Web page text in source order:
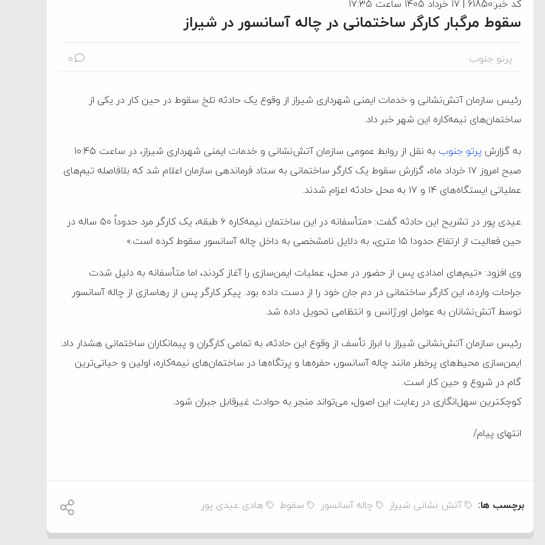
کد خبر:61850 | ۱۷ خرداد ۱۴۰۵ ساعت ۱۷:۳۵
سقوط مرگبار کارگر ساختمانی در چاله آسانسور در شیراز
پرتو جنوب 0
رئیس سازمان آتش‌نشانی و خدمات ایمنی شهرداری شیراز از وقوع یک حادثه تلخ سقوط در حین کار در یکی از
ساختمان‌های نیمه‌کاره این شهر خبر داد.
به گزارش پرتو جنوب
به نقل از روابط عمومی سازمان آتش‌نشانی و خدمات ایمنی شهرداری شیراز، در ساعت ۱۰:۴۵
صبح امروز ۱۷ خرداد ماه، گزارش سقوط یک کارگر ساختمانی به ستاد فرماندهی سازمان اعلام شد که بلافاصله تیم‌های
عملیاتی ایستگاه‌های ۱۴ و ۱۷ به محل حادثه اعزام شدند.
عیدی پور در تشریح این حادثه گفت: «متأسفانه در این ساختمان نیمه‌کاره ۶ طبقه، یک کارگر مرد حدوداً ۵۰ ساله در
حین فعالیت از ارتفاع حدودا ۱۵ متری، به دلایل نامشخصی به داخل چاله آسانسور سقوط کرده است.»
وی افزود: «تیم‌های امدادی پس از حضور در محل، عملیات ایمن‌سازی را آغاز کردند، اما متأسفانه به دلیل شدت
جراحات وارده، این کارگر ساختمانی در دم جان خود را از دست داده بود. پیکر کارگر پس از رهاسازی از چاله آسانسور
توسط آتش‌نشانان به عوامل اورژانس و انتظامی تحویل داده شد.
رئیس سازمان آتش‌نشانی شیراز با ابراز تأسف از وقوع این حادثه، به تمامی کارگران و پیمانکاران ساختمانی هشدار داد:
ایمن‌سازی محیط‌های پرخطر مانند چاله آسانسور، حفره‌ها و پرتگاه‌ها در ساختمان‌های نیمه‌کاره، اولین و حیاتی‌ترین
گام در شروع و حین کار است.
کوچکترین سهل‌انگاری در رعایت این اصول، می‌تواند منجر به حوادث غیرقابل جبران شود.
انتهای پیام/
برچسب ها: آتش نشانی شیراز چاله آسانسور سقوط هادی عیدی پور
فساد و اختلاس اموال
واهی و کذب محض
نشده است
علیه ایران است
با آمریکا
دیوانگی آمریکا داریم
و متوقف شدند
حماس شد
کمک به آمریکا در حملات به
سختی خواهند گرفت